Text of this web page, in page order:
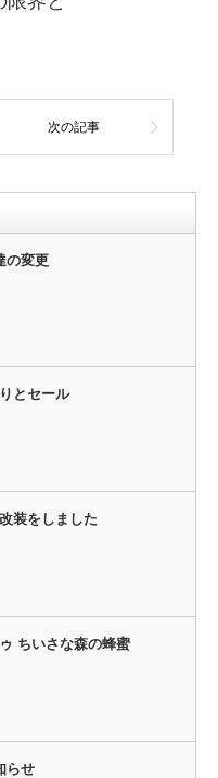
次の記事
の変更
とセール
装をしました
ちいさな森の蜂蜜
らせ